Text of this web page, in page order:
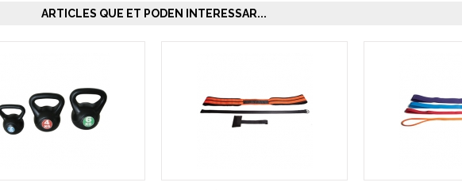
ARTICLES QUE ET PODEN INTERESSAR...